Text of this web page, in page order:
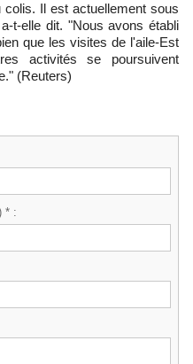
Il est actuellement sous
t-elle dit. "Nous avons établi
que les visites de l'aile-Est
activités se poursuivent
(Reuters)
* :